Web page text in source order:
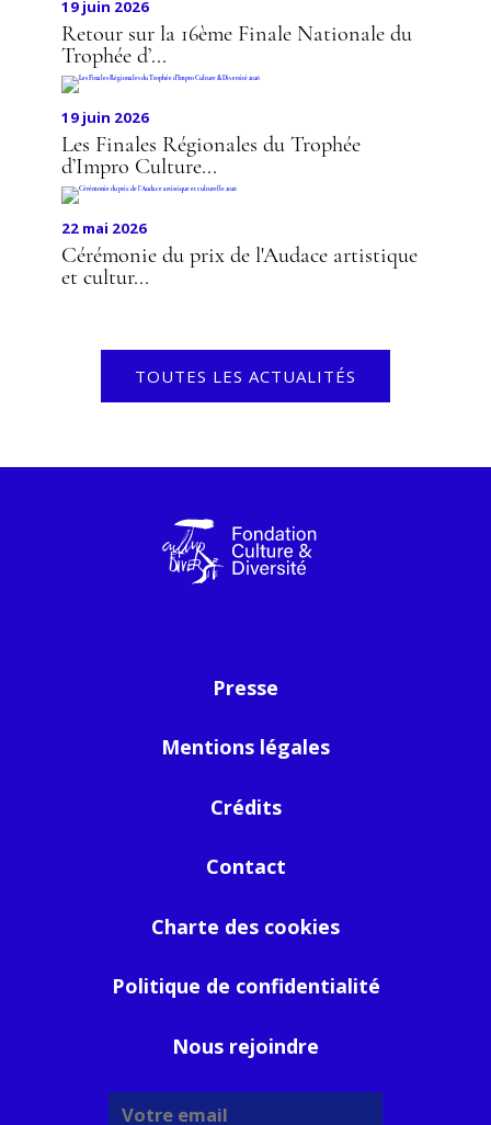
19 juin 2026
Retour sur la 16ème Finale Nationale du
Trophée d’...
19 juin 2026
Les Finales Régionales du Trophée
d’Impro Culture...
22 mai 2026
Cérémonie du prix de l'Audace artistique
et cultur...
TOUTES LES ACTUALITÉS
Presse
Mentions légales
Crédits
Contact
Charte des cookies
Politique de confidentialité
Nous rejoindre